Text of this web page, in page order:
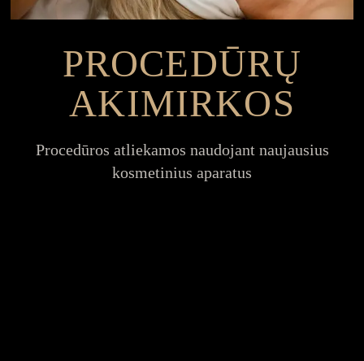
PROCEDŪRŲ
AKIMIRKOS
Procedūros atliekamos naudojant naujausius
kosmetinius aparatus